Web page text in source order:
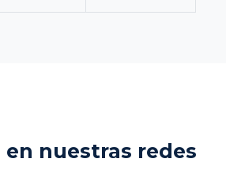
en nuestras redes